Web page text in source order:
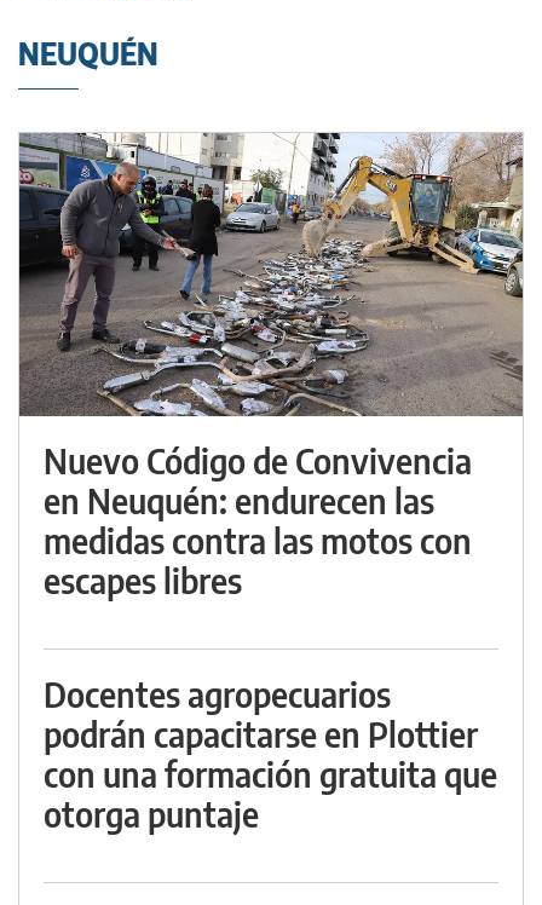
NEUQUÉN
Nuevo Código de Convivencia
en Neuquén: endurecen las
medidas contra las motos con
escapes libres
Docentes agropecuarios
podrán capacitarse en Plottier
con una formación gratuita que
otorga puntaje